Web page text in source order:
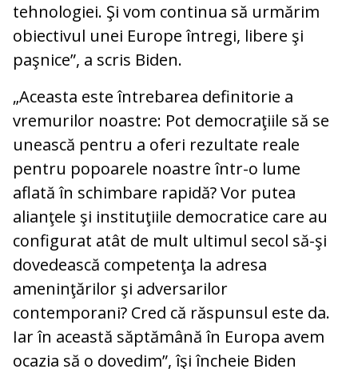
tehnologiei. Şi vom continua să urmărim
obiectivul unei Europe întregi, libere şi
paşnice”, a scris Biden.
„Aceasta este întrebarea definitorie a
vremurilor noastre: Pot democraţiile să se
unească pentru a oferi rezultate reale
pentru popoarele noastre într-o lume
aflată în schimbare rapidă? Vor putea
alianţele şi instituţiile democratice care au
configurat atât de mult ultimul secol să-şi
dovedească competenţa la adresa
ameninţărilor şi adversarilor
contemporani? Cred că răspunsul este da.
Iar în această săptămână în Europa avem
ocazia să o dovedim”, îşi încheie Biden